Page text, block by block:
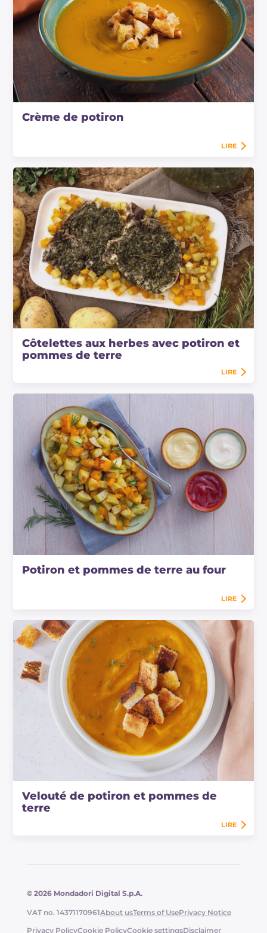
Crème de potiron
LIRE
Côtelettes aux herbes avec potiron et
pommes de terre
LIRE
Potiron et pommes de terre au four
LIRE
Velouté de potiron et pommes de
terre
LIRE
© 2026 Mondadori Digital S.p.A.
VAT no. 14371170961About usTerms of UsePrivacy Notice
Privacy PolicyCookie PolicyCookie settingsDisclaimer